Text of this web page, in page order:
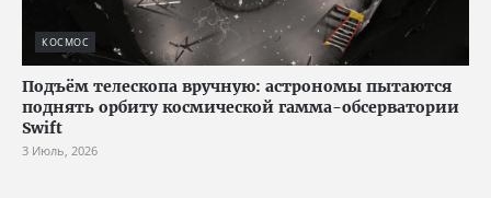
КОСМОС
Подъём телескопа вручную: астрономы пытаются
поднять орбиту космической гамма-обсерватории
Swift
3 Июль, 2026